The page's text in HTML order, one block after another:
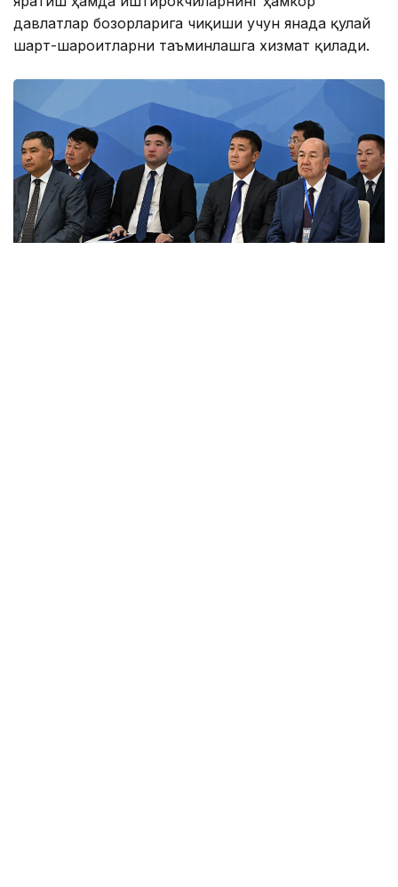
давлатлар бозорларига чиқиши учун янада қулай
шарт-шароитларни таъминлашга хизмат қилади.